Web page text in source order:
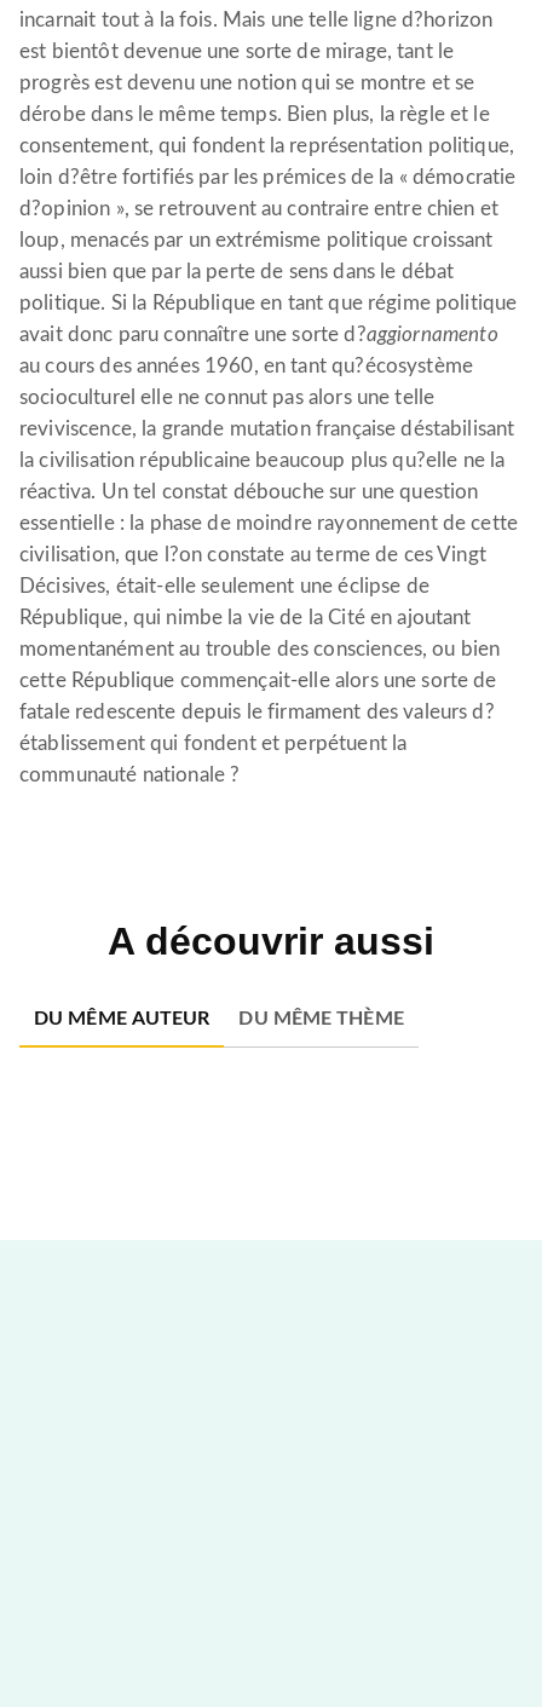
incarnait tout à la fois. Mais une telle ligne d?horizon
est bientôt devenue une sorte de mirage, tant le
progrès est devenu une notion qui se montre et se
dérobe dans le même temps. Bien plus, la règle et le
consentement, qui fondent la représentation politique,
loin d?être fortifiés par les prémices de la « démocratie
d?opinion », se retrouvent au contraire entre chien et
loup, menacés par un extrémisme politique croissant
aussi bien que par la perte de sens dans le débat
politique. Si la République en tant que régime politique
avait donc paru connaître une sorte d?aggiornamento
au cours des années 1960, en tant qu?écosystème
socioculturel elle ne connut pas alors une telle
reviviscence, la grande mutation française déstabilisant
la civilisation républicaine beaucoup plus qu?elle ne la
réactiva. Un tel constat débouche sur une question
essentielle : la phase de moindre rayonnement de cette
civilisation, que l?on constate au terme de ces Vingt
Décisives, était-elle seulement une éclipse de
République, qui nimbe la vie de la Cité en ajoutant
momentanément au trouble des consciences, ou bien
cette République commençait-elle alors une sorte de
fatale redescente depuis le firmament des valeurs d?
établissement qui fondent et perpétuent la
communauté nationale ?
A découvrir aussi
DU MÊME AUTEUR DU MÊME THÈME